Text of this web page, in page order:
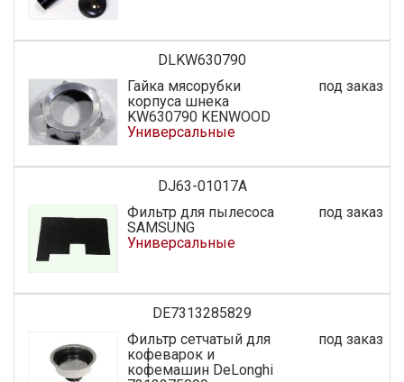
DLKW630790
Гайка мясорубки
корпуса шнека
KW630790 KENWOOD
Универсальные
под заказ
DJ63-01017A
Фильтр для пылесоса
SAMSUNG
Универсальные
под заказ
DE7313285829
Фильтр сетчатый для
кофеварок и
кофемашин DeLonghi
под заказ